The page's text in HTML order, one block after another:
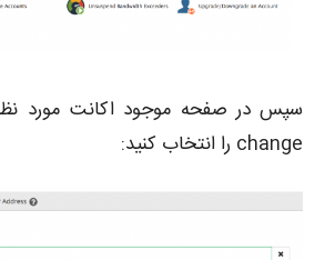
سپس در صفحه موجود اکانت مورد نظر
change را انتخاب کنید: